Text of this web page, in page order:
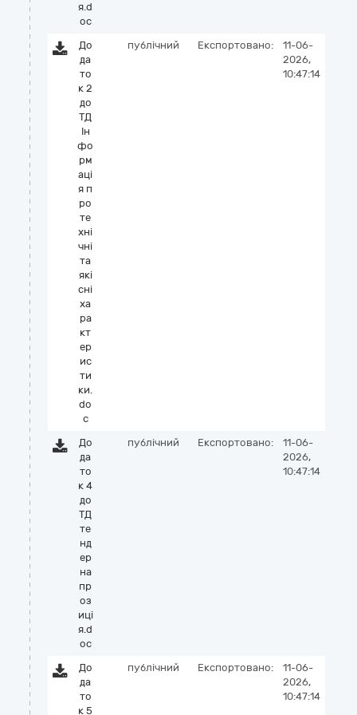
я.d
oc
До
да
то
к 2
до
ТД
Ін
фо
рм
аці
я п
ро
те
хні
чні
та
які
сні
ха
ра
кт
ер
ис
ти
ки.
do
c
публічний Експортовано:
11-06-
2026,
10:47:14
До
да
то
к 4
до
ТД
те
нд
ер
на
пр
оз
иці
я.d
oc
публічний Експортовано:
11-06-
2026,
10:47:14
До
да
то
к 5
публічний Експортовано:
11-06-
2026,
10:47:14